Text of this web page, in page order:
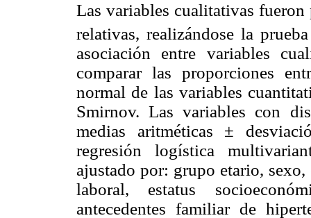
Las variables cualitativas fueron
relativas, realizándose la
asociación entre variables
comparar las proporciones
normal de las variables
Smirnov. Las variables con
medias aritméticas ±
regresión logística
ajustado por: grupo etario,
laboral, estatus
antecedentes familiar de